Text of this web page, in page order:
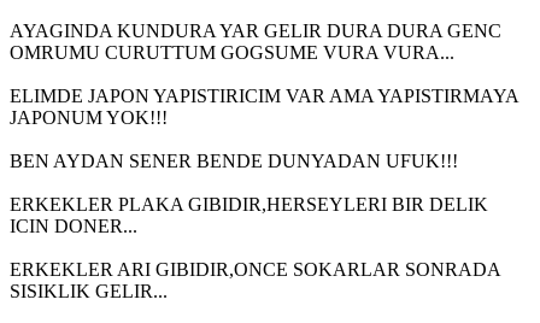
AYAGINDA KUNDURA YAR GELIR DURA DURA GENC
OMRUMU CURUTTUM GOGSUME VURA VURA...
ELIMDE JAPON YAPISTIRICIM VAR AMA YAPISTIRMAYA
JAPONUM YOK!!!
BEN AYDAN SENER BENDE DUNYADAN UFUK!!!
ERKEKLER PLAKA GIBIDIR,HERSEYLERI BIR DELIK
ICIN DONER...
ERKEKLER ARI GIBIDIR,ONCE SOKARLAR SONRADA
SISIKLIK GELIR...